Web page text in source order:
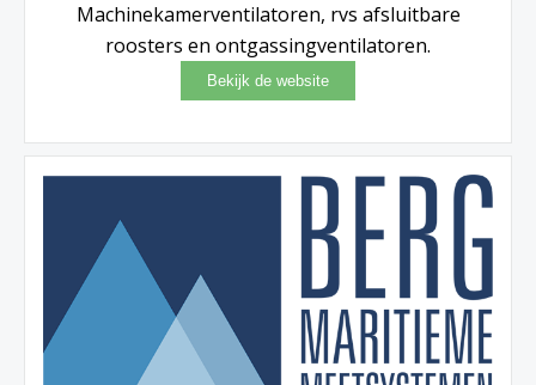
Machinekamerventilatoren, rvs afsluitbare
roosters en ontgassingventilatoren.